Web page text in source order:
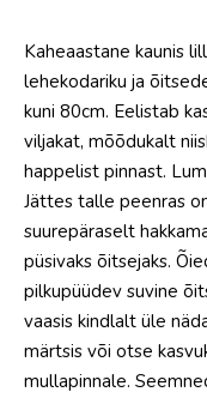
Kaheaastane kaunis
lehekodariku ja
kuni 80cm. Eelistab
viljakat, mõõdukalt
happelist pinnast.
Jättes talle peenras
suurepäraselt
püsivaks õitsejaks.
pilkupüüdev suvine
vaasis kindlalt üle
märtsis või otse
mullapinnale.